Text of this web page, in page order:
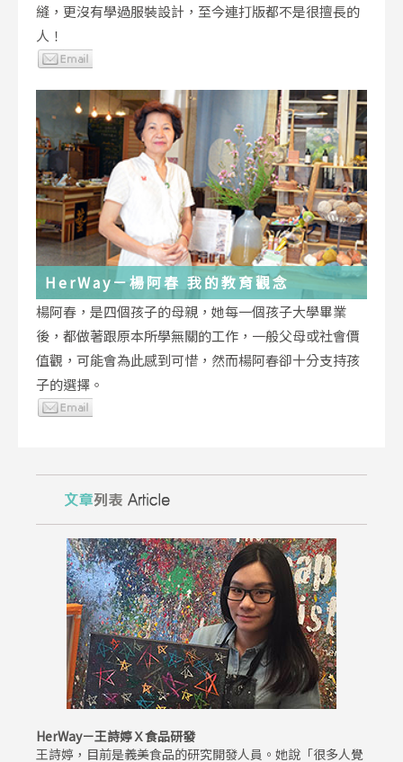
縫，更沒有學過服裝設計，至今連打版都不是很擅長的
人！
HerWay－楊阿春 我的教育觀念
楊阿春，是四個孩子的母親，她每一個孩子大學畢業
後，都做著跟原本所學無關的工作，一般父母或社會價
值觀，可能會為此感到可惜，然而楊阿春卻十分支持孩
子的選擇。
HerWay－王詩婷Ｘ食品研發
王詩婷，目前是義美食品的研究開發人員。她說「很多人覺